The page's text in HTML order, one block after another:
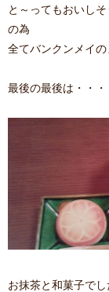
と～ってもおいし
の為
全てバンクンメイの
最後の最後は・・・
お抹茶と和菓子でし